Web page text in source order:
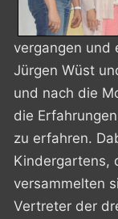
vergangen und
Jürgen Wüst
und nach die
die
zu erfahren.
Kindergartens,
versammelten
Vertreter der